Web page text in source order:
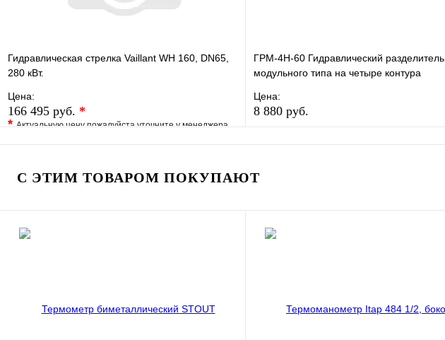
Гидравлическая стрелка Vaillant WH 160, DN65,
280 кВт.
Цена:
166 495 руб. *
*Актуальную цену пожалуйста уточните у менеджера
В избранное Сравнение
В корзину
ГРМ-4Н-60 Гидравлический разделитель
модульного типа на четыре контура
Цена:
8 880 руб.
С ЭТИМ ТОВАРОМ ПОКУПАЮТ